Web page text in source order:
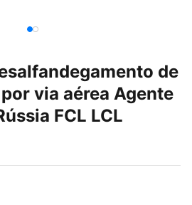
de
via aérea Agente
FCL LCL